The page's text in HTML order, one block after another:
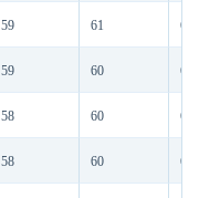
59 61 63
59 60 62
58 60 62
58 60 62